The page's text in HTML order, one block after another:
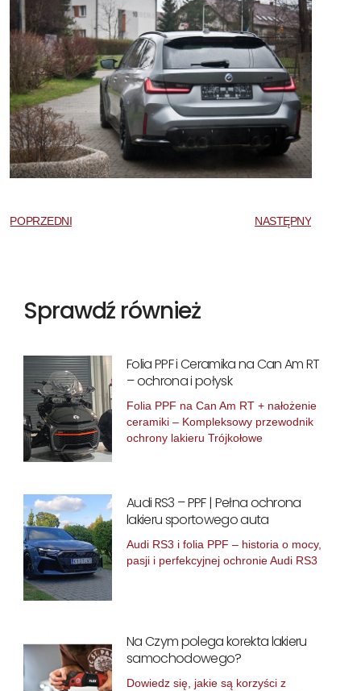
POPRZEDNI NASTĘPNY
Sprawdź również
Folia PPF i Ceramika na Can Am RT
– ochrona i połysk
Folia PPF na Can Am RT + nałożenie
ceramiki – Kompleksowy przewodnik
ochrony lakieru Trójkołowe
Audi RS3 – PPF | Pełna ochrona
lakieru sportowego auta
Audi RS3 i folia PPF – historia o mocy,
pasji i perfekcyjnej ochronie Audi RS3
Na Czym polega korekta lakieru
samochodowego?
Dowiedz się, jakie są korzyści z